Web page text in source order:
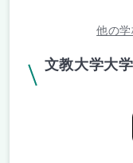
他の
文教大学大